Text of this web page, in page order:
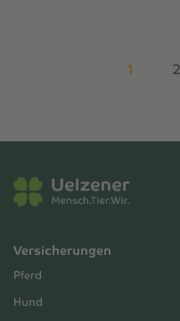
1 2
Versicherungen
Pferd
Hund